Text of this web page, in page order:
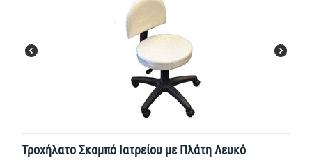
Τροχήλατο Σκαμπό Ιατρείου με Πλάτη Λευκό